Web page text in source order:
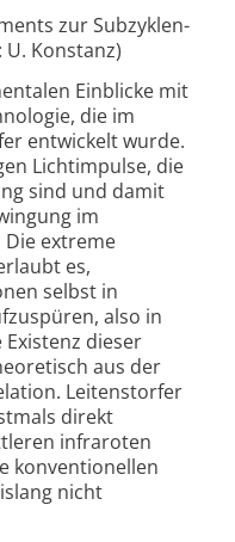
zur Subzyklen-
Konstanz)
Einblicke mit
die im
entwickelt wurde.
Lichtimpulse, die
sind und damit
im
extreme
es,
selbst in
also in
dieser
aus der
Leitenstorfer
direkt
infraroten
konven­tio­nellen
nicht